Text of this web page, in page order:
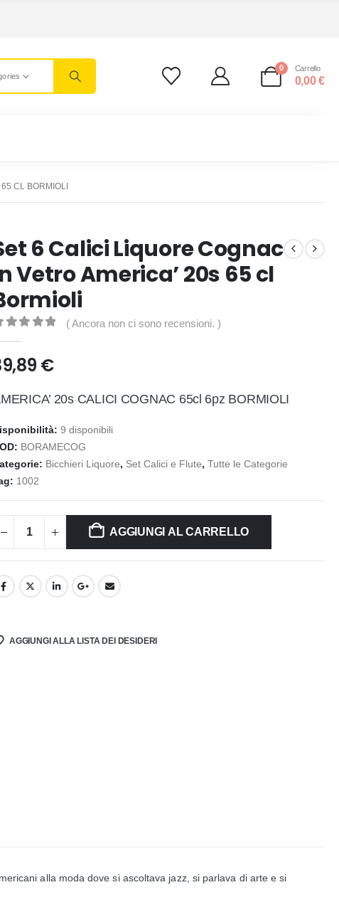
0 Carrello
0,00€
CL BORMIOLI
6 Calici Liquore Cognac
Vetro America’ 20s 65 cl
( Ancora non ci sono recensioni. )
€
20s CALICI COGNAC 65cl 6pz BORMIOLI
9 disponibili
BORAMECOG
Bicchieri Liquore, Set Calici e Flute,Tutte le Categorie
1002
AGGIUNGI AL CARRELLO
AGGIUNGI ALLA LISTA DEI DESIDERI
alla moda dove si ascoltava jazz, si parlava di arte e si